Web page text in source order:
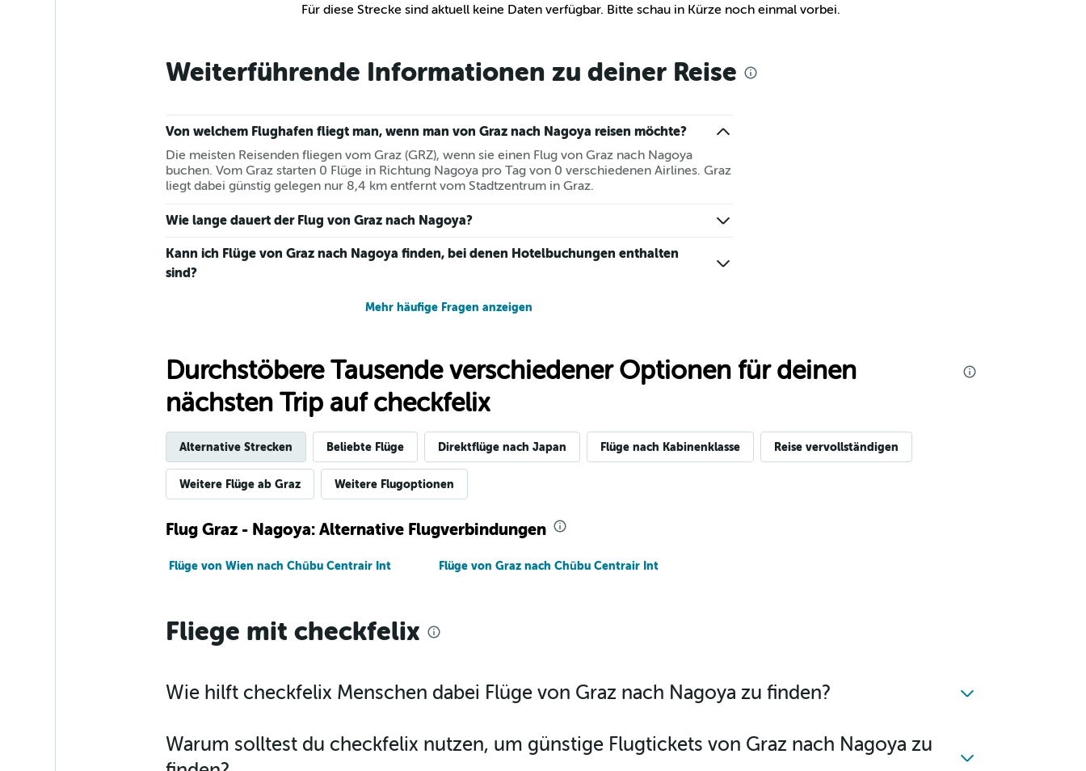
Für diese Strecke sind aktuell keine Daten verfügbar. Bitte schau in Kürze noch einmal vorbei.
Weiterführende Informationen zu deiner Reise
Von welchem Flughafen fliegt man, wenn man von Graz nach Nagoya reisen möchte?
Die meisten Reisenden fliegen vom Graz (GRZ), wenn sie einen Flug von Graz nach Nagoya
buchen. Vom Graz starten 0 Flüge in Richtung Nagoya pro Tag von 0 verschiedenen Airlines. Graz
liegt dabei günstig gelegen nur 8,4 km entfernt vom Stadtzentrum in Graz.
Wie lange dauert der Flug von Graz nach Nagoya?
Kann ich Flüge von Graz nach Nagoya finden, bei denen Hotelbuchungen enthalten
sind?
Mehr häufige Fragen anzeigen
Durchstöbere Tausende verschiedener Optionen für deinen
nächsten Trip auf checkfelix
Alternative Strecken Beliebte Flüge Direktflüge nach Japan Flüge nach Kabinenklasse Reise vervollständigen
Weitere Flüge ab Graz Weitere Flugoptionen
Flug Graz - Nagoya: Alternative Flugverbindungen
Flüge von Wien nach Chūbu Centrair Int Flüge von Graz nach Chūbu Centrair Int
Fliege mit checkfelix
Wie hilft checkfelix Menschen dabei Flüge von Graz nach Nagoya zu finden?
Warum solltest du checkfelix nutzen, um günstige Flugtickets von Graz nach Nagoya zu